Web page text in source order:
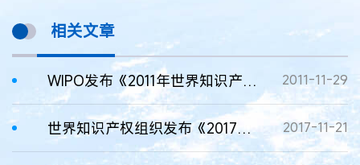
相关文章
WIPO发布《2011年世界知识产权报告》 2011-11-29
世界知识产权组织发布《2017世界知识产权报告》 2017-11-21